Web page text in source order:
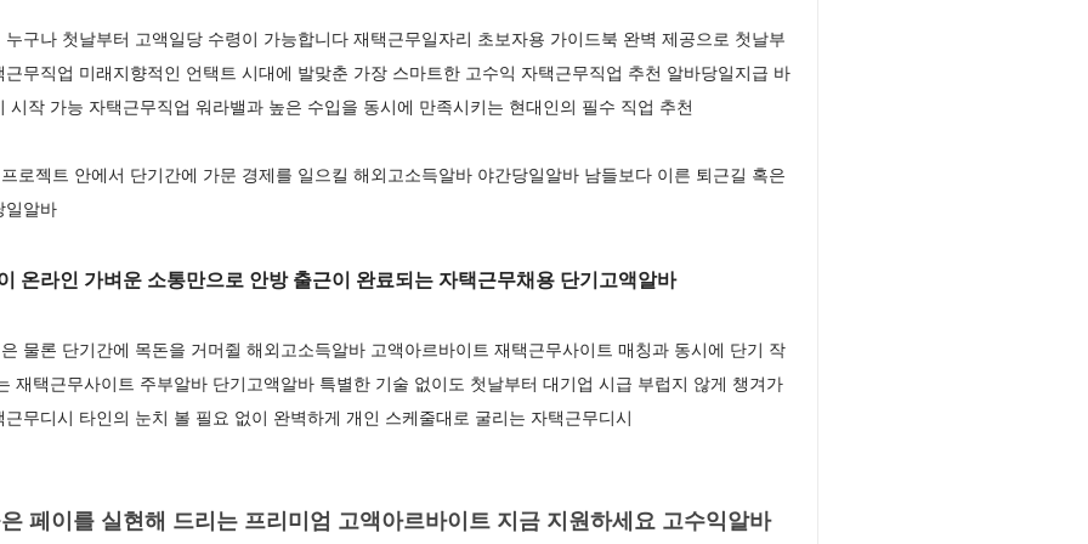
구나 첫날부터 고액일당 수령이 가능합니다 재택근무일자리 초보자용 가이드북 완벽 제공으로 첫날부
무직업 미래지향적인 언택트 시대에 발맞춘 가장 스마트한 고수익 자택근무직업 추천 알바당일지급 바
시작 가능 자택근무직업 워라밸과 높은 수입을 동시에 만족시키는 현대인의 필수 직업 추천
로젝트 안에서 단기간에 가문 경제를 일으킬 해외고소득알바 야간당일알바 남들보다 이른 퇴근길 혹은
일알바
온라인 가벼운 소통만으로 안방 출근이 완료되는 자택근무채용 단기고액알바
물론 단기간에 목돈을 거머쥘 해외고소득알바 고액아르바이트 재택근무사이트 매칭과 동시에 단기 작
재택근무사이트 주부알바 단기고액알바 특별한 기술 없이도 첫날부터 대기업 시급 부럽지 않게 챙겨가
무디시 타인의 눈치 볼 필요 없이 완벽하게 개인 스케줄대로 굴리는 자택근무디시
페이를 실현해 드리는 프리미엄 고액아르바이트 지금 지원하세요 고수익알바